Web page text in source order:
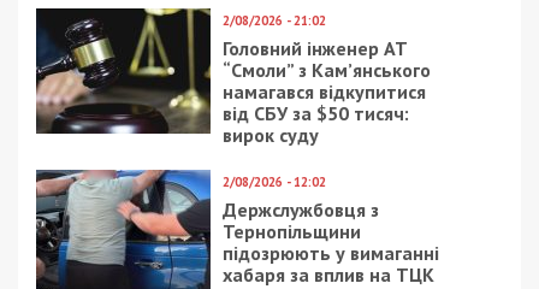
2/08/2026 - 21:02
Головний інженер АТ
“Смоли” з Кам’янського
намагався відкупитися
від СБУ за $50 тисяч:
вирок суду
2/08/2026 - 12:02
Держслужбовця з
Тернопільщини
підозрюють у вимаганні
хабаря за вплив на ТЦК